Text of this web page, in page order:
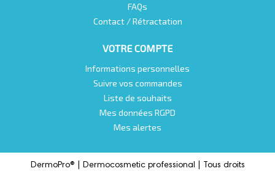
FAQs
Contact / Rétractation
VOTRE COMPTE
Informations personnelles
Suivre vos commandes
Liste de souhaits
Mes données RGPD
Mes alertes
DermoPro® | Dermocosmetic professional | Tous droits